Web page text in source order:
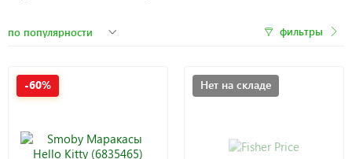
фильтры
-60% Нет на складе